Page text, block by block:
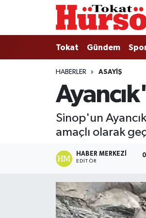
Tokat Gündem
HABERLER ASAYIŞ
Sinop'un
amaçlı olarak
HABER MERKEZI
EDITÖR
Tokat
Türkiye Gündemi
Gündem
Politika
Tokat Spor
Nöbetçi Eczaneler
Hava Durumu
Tokat Namaz Vakitleri
Süper Lig Puan Durumu ve
Tüm Manşetler
Son Dakika Haberleri
Haber Arşivi